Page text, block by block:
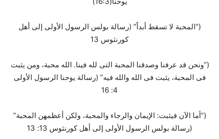
(“المحبة لا تسقط أبداً” (رسالة بولس الرسول الأولى إلى أهل
كورنثوس 13
(“ونحن قد عرفنا وصدقنا المحبة التى لله فينا. الله محبة، ومن يثبت
فى المحبة، يثبت فى الله والله فيه” (رسالة يوحنا الرسول الأولى
4: 16
(“أما الآن فيثبت: الإيمان والرجاء والمحبة، ولكن أعظمهن المحبة”
(رسالة بولس الرسول الأولى إلى أهل كورنثوس 13: 13